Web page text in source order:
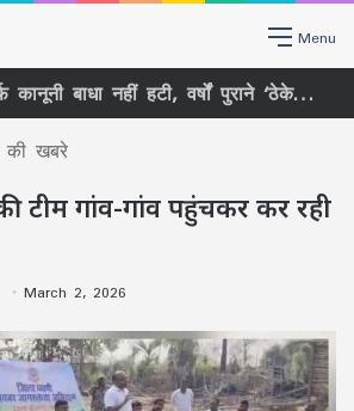
Menu
सिकासार से सिर्फ कानूनी बाधा नहीं हटी, वर्षों पुराने ‘ठेकेदारी तंत्र’ पर भी खड़ा हुआ बड़ा सवाल
की खबरे
टीम गांव-गांव पहुंचकर कर रही
March 2, 2026